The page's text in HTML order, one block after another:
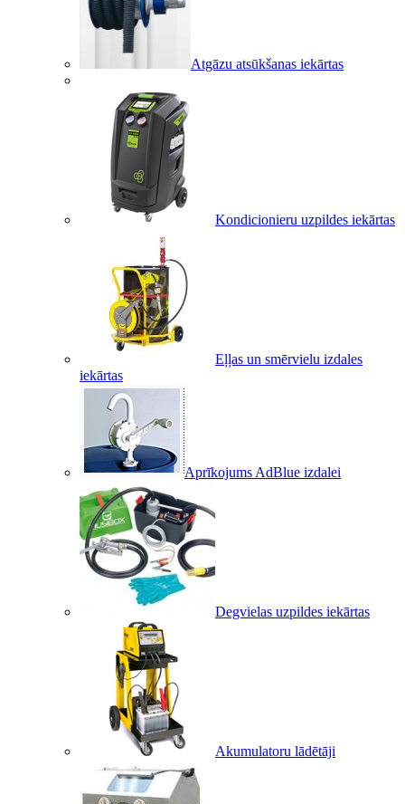
Atgāzu atsūkšanas iekārtas
Kondicionieru uzpildes iekārtas
Eļļas un smērvielu izdales
iekārtas
Aprīkojums AdBlue izdalei
Degvielas uzpildes iekārtas
Akumulatoru lādētāji